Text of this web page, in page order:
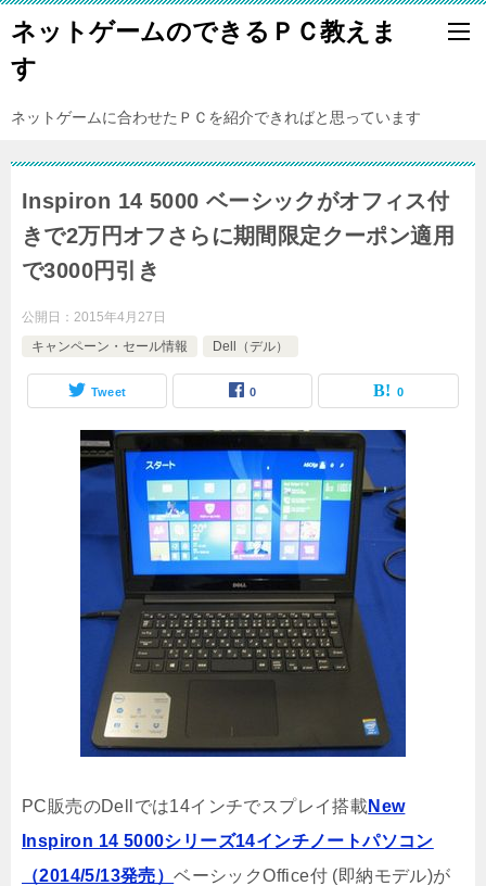
ネットゲームのできるＰＣ教えま
す
ネットゲームに合わせたＰＣを紹介できればと思っています
Inspiron 14 5000 ベーシックがオフィス付
きで2万円オフさらに期間限定クーポン適用
で3000円引き
公開日： 2015年4月27日
キャンペーン・セール情報
Dell（デル）
Tweet 0 0
PC販売のDellでは14インチでスプレイ搭載 New
Inspiron 14 5000シリーズ14インチノートパソコン
（2014/5/13発売）ベーシックOffice付 (即納モデル)が